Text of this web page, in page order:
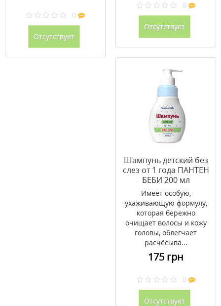
0
Отсутствует
0
Отсутствует
Шампунь детский без
слез от 1 года ПАНТЕН
БЕБИ 200 мл
Имеет особую,
ухаживающую формулу,
которая бережно
очищает волосы и кожу
головы, облегчает
расчёсыва...
175 грн
0
Отсутствует